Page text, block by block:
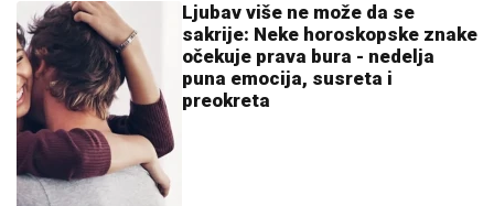
Ljubav više ne može da se
sakrije: Neke horoskopske znake
očekuje prava bura - nedelja
puna emocija, susreta i
preokreta